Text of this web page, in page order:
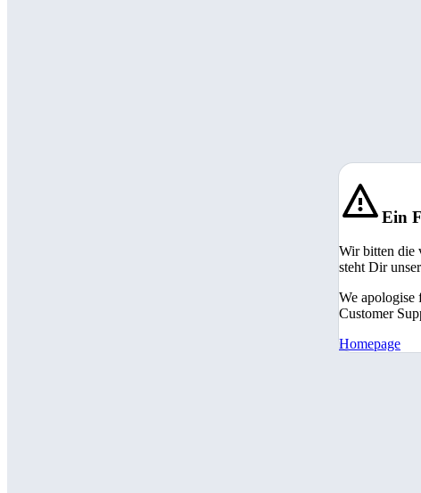
Ein
Wir bitten die
steht Dir
We apologise
Customer
Homepage